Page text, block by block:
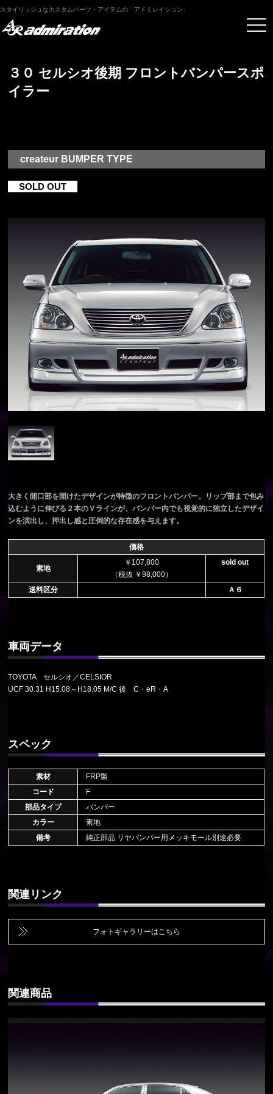
スタイリッシュなカスタムパーツ・アイテムの「アドミレイション」
３０ セルシオ後期 フロントバンパースポ
イラー
createur BUMPER TYPE
SOLD OUT
大きく開口部を開けたデザインが特徴のフロントバンパー。リップ部まで包み
込むように伸びる２本のＶラインが、バンパー内でも視覚的に独立したデザイ
ンを演出し、押出し感と圧倒的な存在感を与えます。
価格
素地
￥107,800
（税抜 ￥98,000）
sold out
送料区分 Ａ６
車両データ
TOYOTA セルシオ／CELSIOR
UCF 30.31 H15.08～H18.05 M/C 後 C・eR・A
スペック
素材
FRP製
コード
F
部品タイプ
バンパー
カラー
素地
備考
純正部品 リヤバンパー用メッキモール別途必要
関連リンク
フォトギャラリーはこちら
関連商品